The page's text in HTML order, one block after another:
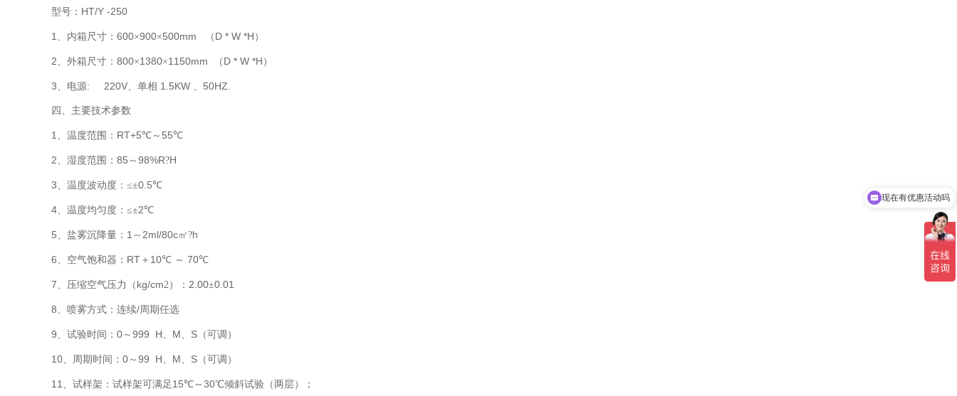
型号： HT/Y -250
1 、内箱尺寸： 600×900×500mm （ D * W *H ）
2、外箱尺寸： 800×1380×1150mm （ D * W *H ）
3、电源: 220V、单相 1.5KW 、 50HZ.
四、主要技术参数
1 、温度范围： RT+5℃～ 55℃
2、湿度范围： 85 ～ 98%R?H
3、温度波动度：≤±0.5℃
4、温度均匀度：≤±2℃
5、盐雾沉降量： 1 ～ 2ml/80c㎡?h
6、空气饱和器： RT ＋ 10℃ ～ 70℃
7、压缩空气压力（ kg/cm2）： 2.00±0.01
8、喷雾方式：连续/周期任选
9、试验时间： 0 ～ 999 H、 M、 S （可调）
10、周期时间： 0 ～ 99 H、 M、 S （可调）
11 、试样架：试样架可满足 15℃～ 30℃倾斜试验（两层）；
现在有优惠活动吗